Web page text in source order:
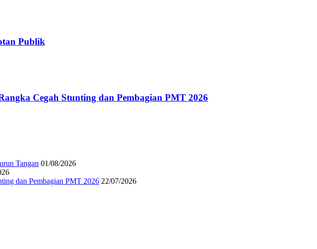
Publik
Cegah Stunting dan Pembagian PMT 2026
Tangan 01/08/2026
dan Pembagian PMT 2026 22/07/2026